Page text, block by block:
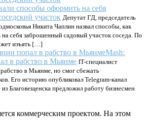
способы оформить на себя
участок Депутат ГД, председатель
Никита Чаплин назвал способы, как
себя заброшенный садовый участок соседа. По
изъять […]
Mash:
в рабство в Мьянме IT-специалист
в Мьянме, но смог сбежать
Его историю опубликовал Telegram-канал
Благовещенска предложил работу бизнесмен
коммерческим проектом. На этом